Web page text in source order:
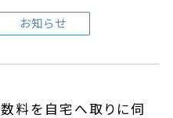
お知らせ
料を自宅へ取りに伺